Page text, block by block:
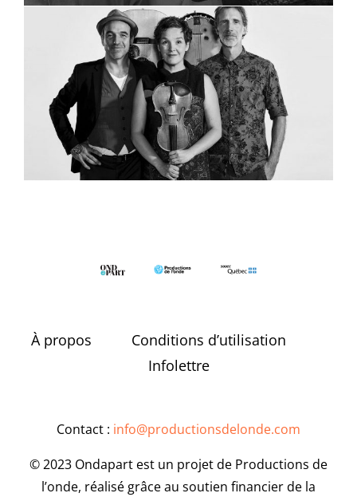
Bon Débarras
À propos
Conditions d’utilisation
Infolettre
Contact : info@productionsdelonde.com
© 2023 Ondapart est un projet de Productions de
l’onde, réalisé grâce au soutien financier de la